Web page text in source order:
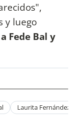
y luego
Fede Bal y
Laurita Fernández